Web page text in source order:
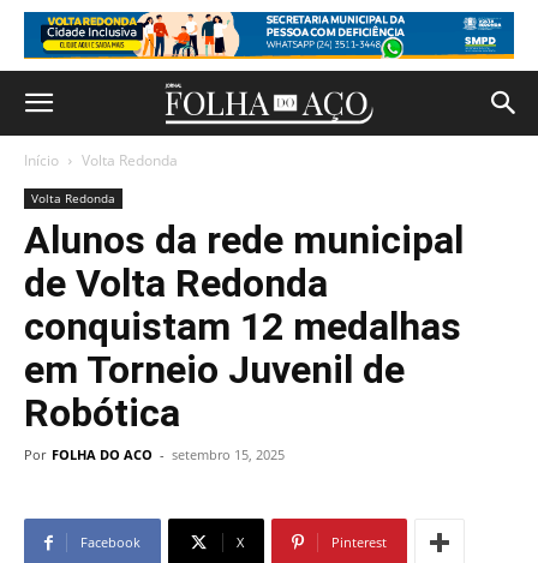
Início Volta Redonda
Volta Redonda
Alunos da rede municipal
de Volta Redonda
conquistam 12 medalhas
em Torneio Juvenil de
Robótica
Por FOLHA DO ACO - setembro 15, 2025
Facebook X Pinterest